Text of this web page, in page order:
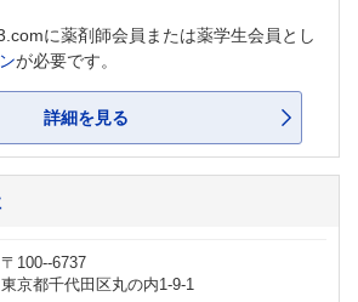
に薬剤師会員または薬学生会員とし
が必要です。
詳細を見る
〒100--6737
東京都千代田区丸の内1-9-1